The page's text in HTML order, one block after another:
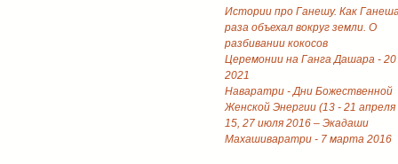
Истории про Ганешу. Как
раза объехал вокруг земли. О
разбивании кокосов
Церемонии на Ганга Дашара -
2021
Наваратри - Дни Божественной
Женской Энергии (13 - 21 апреля
15, 27 июля 2016 – Экадаши
Махашиваратри - 7 марта 2016